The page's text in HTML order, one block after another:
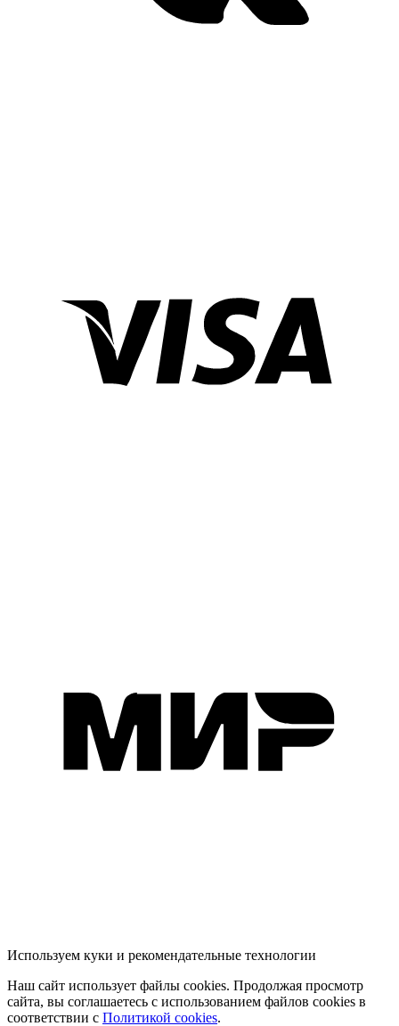
Используем куки и рекомендательные технологии
Наш сайт использует файлы cookies. Продолжая просмотр
сайта, вы соглашаетесь с использованием файлов cookies в
соответствии с Политикой cookies.